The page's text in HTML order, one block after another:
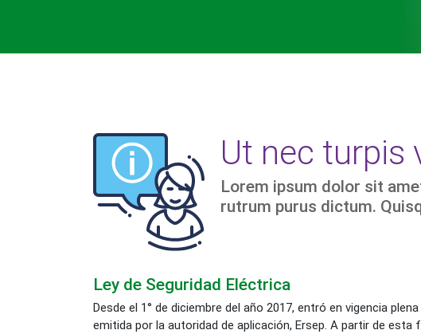
Ut nec turpis
Lorem ipsum dolor sit
rutrum purus dictum.
Ley de Seguridad Eléctrica
Desde el 1° de diciembre del año 2017, entró en vigencia plena
emitida por la autoridad de aplicación, Ersep. A partir de